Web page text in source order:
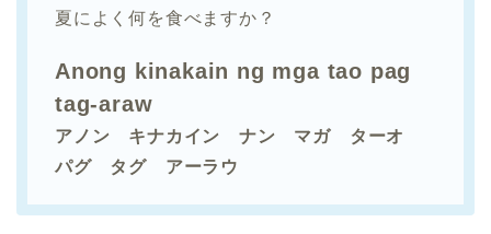
夏によく何を食べますか？
Anong kinakain ng mga tao pag
tag-araw
アノン キナカイン ナン マガ ターオ
パグ タグ アーラウ